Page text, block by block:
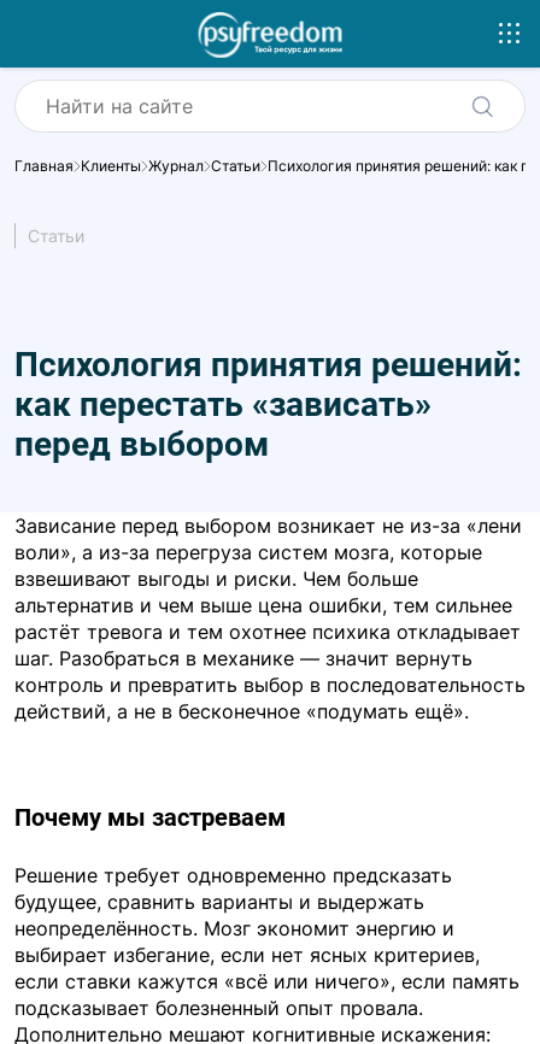
Главная Клиенты Журнал Статьи Психология принятия решений: как
Статьи
Психология принятия решений:
как перестать «зависать»
перед выбором
Зависание перед выбором возникает не из-за «лени
воли», а из-за перегруза систем мозга, которые
взвешивают выгоды и риски. Чем больше
альтернатив и чем выше цена ошибки, тем сильнее
растёт тревога и тем охотнее психика откладывает
шаг. Разобраться в механике — значит вернуть
контроль и превратить выбор в последовательность
действий, а не в бесконечное «подумать ещё».
Почему мы застреваем
Решение требует одновременно предсказать
будущее, сравнить варианты и выдержать
неопределённость. Мозг экономит энергию и
выбирает избегание, если нет ясных критериев,
если ставки кажутся «всё или ничего», если память
подсказывает болезненный опыт провала.
Дополнительно мешают когнитивные искажения: